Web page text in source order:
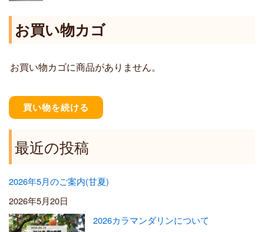
0
お買い物カゴ
お買い物カゴに商品がありません。
買い物を続ける
最近の投稿
2026年5月のご案内(甘夏)
2026年5月20日
2026カラマンダリンについて